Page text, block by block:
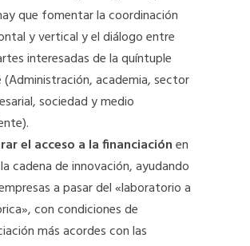
que fomentar la coordinación
y vertical y el diálogo entre
interesadas de la quíntuple
(Administración, academia, sector
sociedad y medio
el acceso a la financiaciónen
cadena de innovación, ayudando
a pasar del «laboratorio a
con condiciones de
más acordes con las